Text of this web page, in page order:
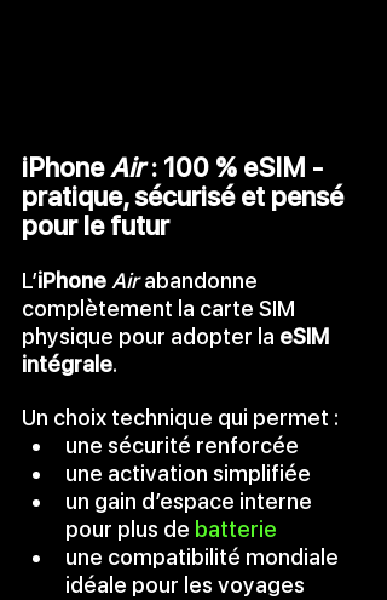
iPhone Air : 100 % eSIM -
pratique, sécurisé et pensé
pour le futur
L’iPhone Air abandonne
complètement la carte SIM
physique pour adopter la eSIM
intégrale.
Un choix technique qui permet :
une sécurité renforcée
une activation simplifiée
un gain d’espace interne
pour plus de batterie
une compatibilité mondiale
idéale pour les voyages